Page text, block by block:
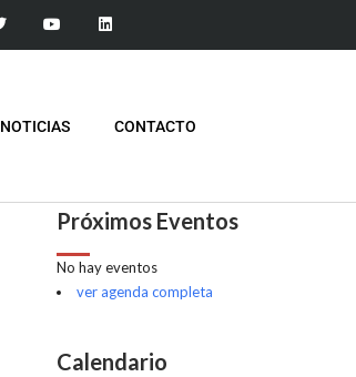
NOTICIAS CONTACTO
Próximos Eventos
No hay eventos
ver agenda completa
Calendario